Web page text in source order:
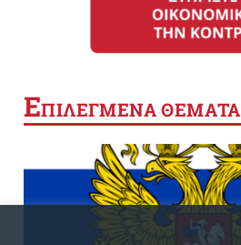
ΕΠΙΛΕΓΜΕΝΑ ΘΕΜΑΤΑ